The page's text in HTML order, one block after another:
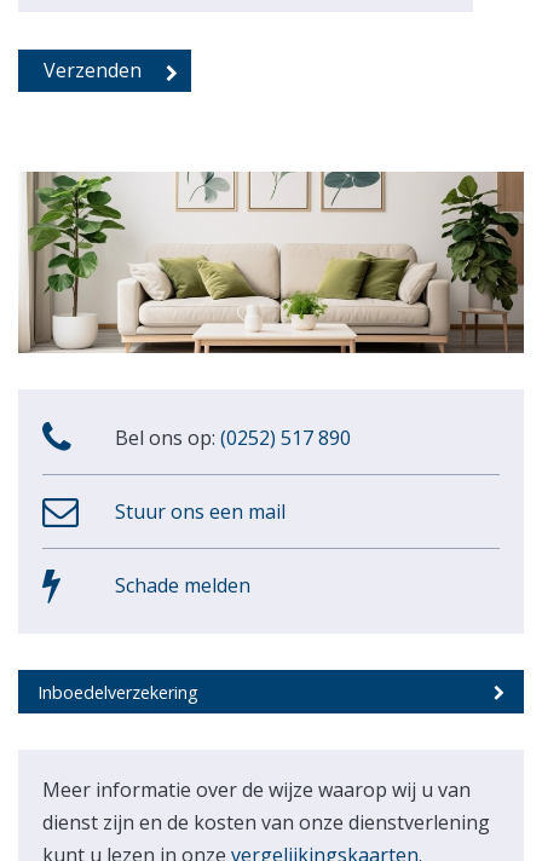
Bel ons op: (0252) 517 890
Stuur ons een mail
Schade melden
Inboedelverzekering
Meer informatie over de wijze waarop wij u van
dienst zijn en de kosten van onze dienstverlening
kunt u lezen in onze vergelijkingskaarten.